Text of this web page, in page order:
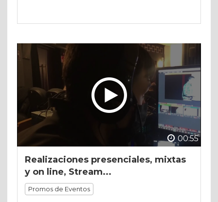
00:55
Realizaciones presenciales, mixtas
y on line, Stream...
Promos de Eventos